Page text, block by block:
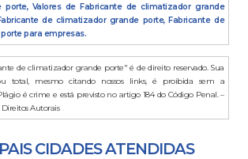
porte, Valores de Fabricante de climatizador grande
de climatizador grande porte, Fabricante de
para empresas.
de climatizador grande porte" é de direito reservado. Sua
total, mesmo citando nossos links, é proibida sem a
é crime e está previsto no artigo 184 do Código Penal. –
Direitos Autorais
CIDADES ATENDIDAS